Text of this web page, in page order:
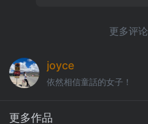
更多评论
joyce
依然相信童話的女子！
更多作品